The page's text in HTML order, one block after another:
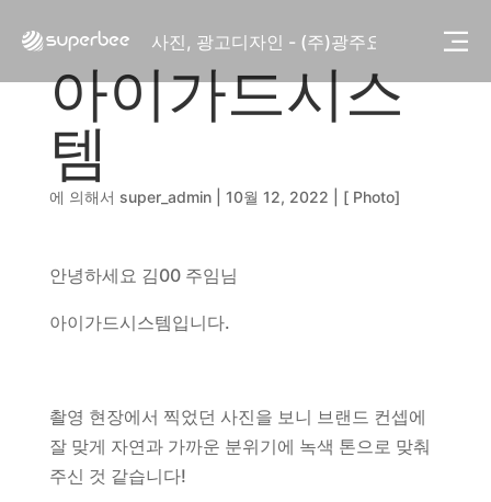
사진, 광고디자인 - (주)광주요
웹사이트 - (주)세스코
제품디자인 - 삼성전자㈜
동영상, CI - 카피어랜드㈜
웹사이트 - 백조씽크
동영상 - (주)듀오백
동영상 - 모모스커피㈜
사진, 광고디자인 - (주)화요
사진, 광고디자인 - (주)광주요
웹사이트 - (주)세스코
제품디자인 - 삼성전자㈜
아이가드시스
템
에 의해서 super_admin| 10월 12, 2022 [ Photo]
안녕하세요 김00 주임님
아이가드시스템입니다.
촬영 현장에서 찍었던 사진을 보니 브랜드 컨셉에
잘 맞게 자연과 가까운 분위기에 녹색 톤으로 맞춰
주신 것 같습니다!